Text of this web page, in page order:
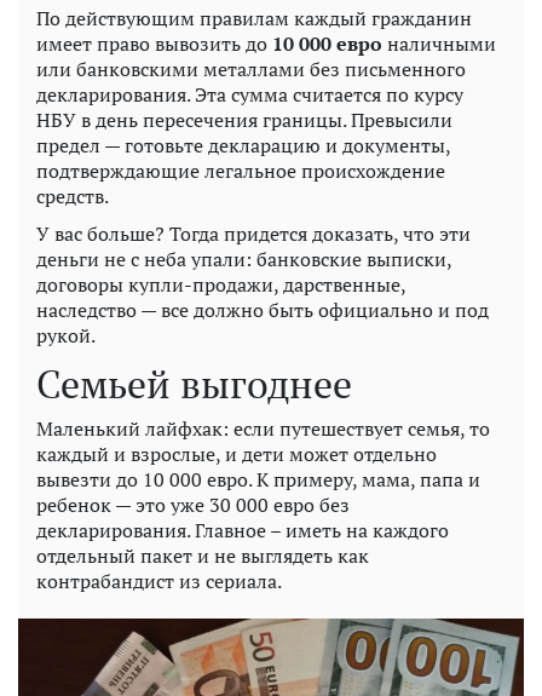
По действующим правилам каждый гражданин
имеет право вывозить до 10 000 евро наличными
или банковскими металлами без письменного
декларирования. Эта сумма считается по курсу
НБУ в день пересечения границы. Превысили
предел — готовьте декларацию и документы,
подтверждающие легальное происхождение
средств.
У вас больше? Тогда придется доказать, что эти
деньги не с неба упали: банковские выписки,
договоры купли-продажи, дарственные,
наследство — все должно быть официально и под
рукой.
Семьей выгоднее
Маленький лайфхак: если путешествует семья, то
каждый и взрослые, и дети может отдельно
вывезти до 10 000 евро. К примеру, мама, папа и
ребенок — это уже 30 000 евро без
декларирования. Главное – иметь на каждого
отдельный пакет и не выглядеть как
контрабандист из сериала.